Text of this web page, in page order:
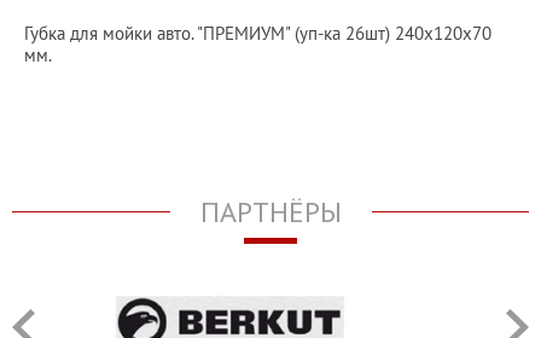
Губка для мойки авто. "ПРЕМИУМ" (уп-ка 26шт) 240х120х70
мм.
ПАРТНЁРЫ